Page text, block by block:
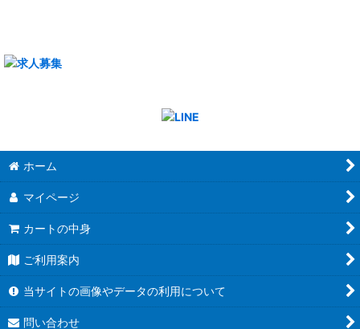
ホーム
マイページ
カートの中身
ご利用案内
当サイトの画像やデータの利用について
問い合わせ